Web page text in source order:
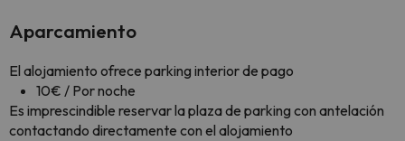
Aparcamiento
El alojamiento ofrece parking interior de pago
10€ / Por noche
Es imprescindible reservar la plaza de parking con antelación
contactando directamente con el alojamiento